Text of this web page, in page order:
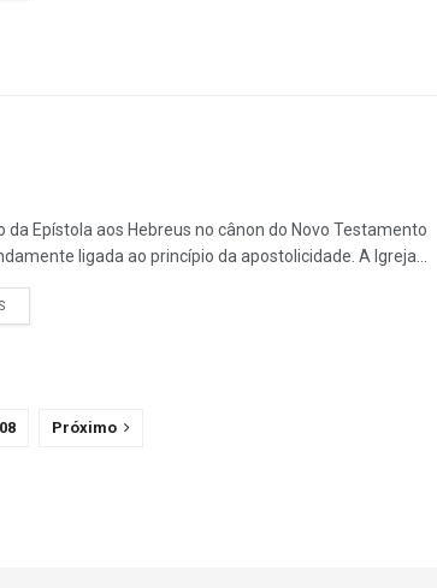
da Epístola aos Hebreus no cânon do Novo Testamento
ligada ao princípio da apostolicidade. A Igreja...
Próximo